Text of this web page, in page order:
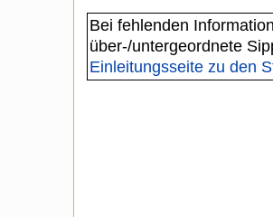
Bei fehlenden
über-/untergeordnete
Einleitungsseite zu den